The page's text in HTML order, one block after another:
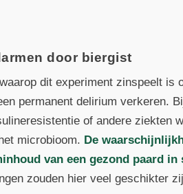
door biergist
dit experiment zinspeelt
permanent delirium verkeren.
of andere ziekten
microbioom. De
van een gezond paard
zouden hier veel geschikter